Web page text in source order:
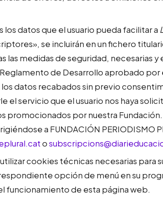
los datos que el usuario pueda facilitar a
se incluirán en un fichero
las medidas de seguridad,
de Desarrollo aprobado por
datos recabados sin previo
el servicio que el usuario nos haya
promocionados por nuestra
a FUNDACIÓN PERIODISMO
o
cookies técnicas necesarias
opción de menú en su
funcionamiento de esta página web.